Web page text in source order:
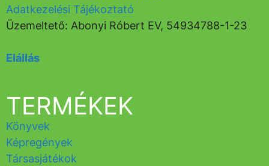
TERMÉKEK
Könyvek
Képregények
Társasjátékok
Adatkezelési Tájékoztató
Üzemeltető: Abonyi Róbert EV, 54934788-1-23
Elállás